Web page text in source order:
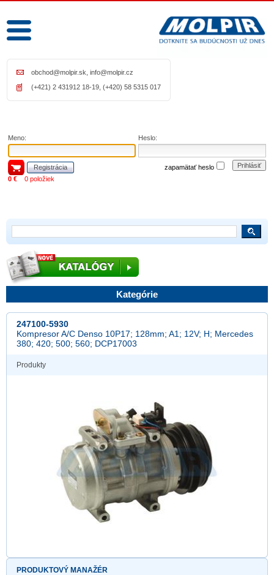
obchod@molpir.sk info@molpir.cz
(+421) 2 431912 18-19, (+420) 58 5315 017
Meno: Heslo:
Registrácia Prihlásiť
zapamätať heslo
0 € 0 položiek
Kategórie
247100-5930
Kompresor A/C Denso 10P17; 128mm; A1; 12V; H; Mercedes
380; 420; 500; 560; DCP17003
Produkty
PRODUKTOVÝ MANAŽÉR